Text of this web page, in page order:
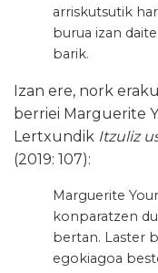
arriskutsutik
burua izan
barik.
Izan ere, nork
berriei Marguerite
Lertxundik Itzuliz
(2019: 107):
Marguerite
konparatzen
bertan. Laster
egokiagoa